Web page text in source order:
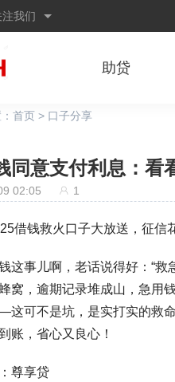
注我们
助贷
首页 > 口子分享
同意支付利息：看
02:05 1
借钱救火口子大放送，征信
这事儿啊，老话说得好：“
窝，逾期记录堆成山，急用
可不是坑，是实打实的救
账，省心又良心！
尊享贷